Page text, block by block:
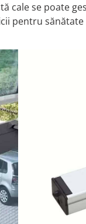
se poate
pentru sănătate